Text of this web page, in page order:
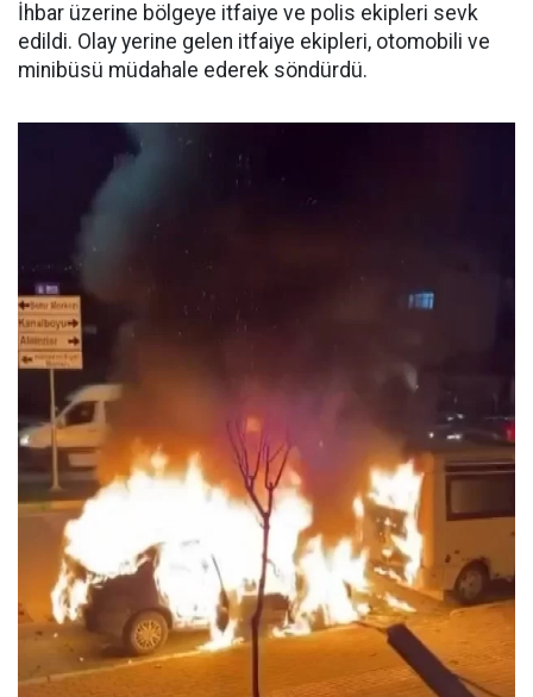
İhbar üzerine bölgeye itfaiye ve polis ekipleri sevk
edildi. Olay yerine gelen itfaiye ekipleri, otomobili ve
minibüsü müdahale ederek söndürdü.